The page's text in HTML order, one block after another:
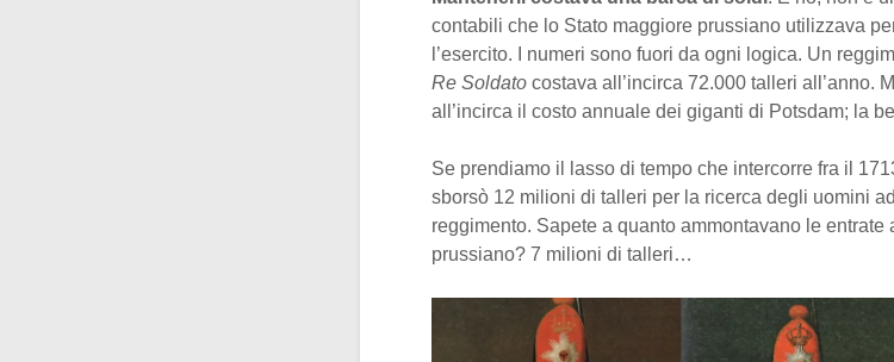
contabili che lo Stato maggiore prussiano utilizzava
l’esercito. I numeri sono fuori da ogni logica. Un
Re Soldato costava all’incirca 72.000 talleri all’anno.
all’incirca il costo annuale dei giganti di Potsdam; la
Se prendiamo il lasso di tempo che intercorre fra il
sborsò 12 milioni di talleri per la ricerca degli uomini
reggimento. Sapete a quanto ammontavano le
prussiano? 7 milioni di talleri…